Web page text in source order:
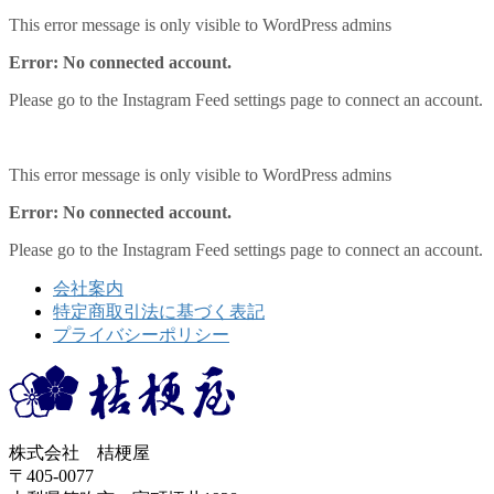
This error message is only visible to WordPress admins
Error: No connected account.
Please go to the Instagram Feed settings page to connect an account.
This error message is only visible to WordPress admins
Error: No connected account.
Please go to the Instagram Feed settings page to connect an account.
会社案内
特定商取引法に基づく表記
プライバシーポリシー
株式会社 桔梗屋
〒405-0077